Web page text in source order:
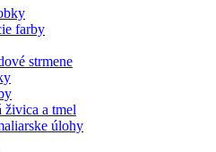
farby
strmene
živica a tmel
úlohy